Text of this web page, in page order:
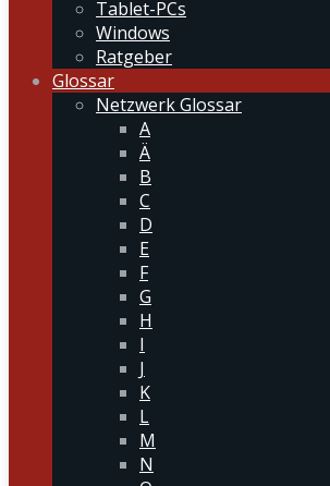
Tablet-PCs
Windows
Ratgeber
Glossar
Netzwerk Glossar
A
Ä
B
C
D
E
F
G
H
I
J
K
L
M
N